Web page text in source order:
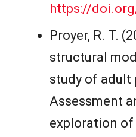
https://
Proyer, R. T.
structural
study of adult
Assessment
exploration of